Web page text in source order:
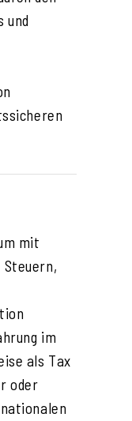
und
mit
Steuern,
im
als Tax
oder